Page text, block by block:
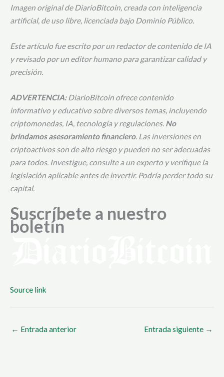
Imagen original de DiarioBitcoin, creada con inteligencia
artificial, de uso libre, licenciada bajo Dominio Público.
Este artículo fue escrito por un redactor de contenido de IA
y revisado por un editor humano para garantizar calidad y
precisión.
ADVERTENCIA:DiarioBitcoin ofrece contenido
informativo y educativo sobre diversos temas, incluyendo
criptomonedas, IA, tecnología y regulaciones. No
brindamos asesoramiento financiero. Las inversiones en
criptoactivos son de alto riesgo y pueden no ser adecuadas
para todos. Investigue, consulte a un experto y verifique la
legislación aplicable antes de invertir. Podría perder todo su
capital.
Suscríbete a nuestro
boletín
Source link
← Entrada anterior Entrada siguiente →